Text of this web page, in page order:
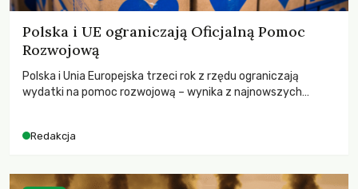
Polska i UE ograniczają Oficjalną Pomoc
Rozwojową
Polska i Unia Europejska trzeci rok z rzędu ograniczają
wydatki na pomoc rozwojową – wynika z najnowszych
odnotowano największe tąpnięcie ODA w historii. Jakie będą
kryzysami i ubóstwem?
Redakcja